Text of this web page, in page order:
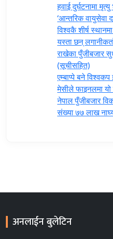
हवाई दुर्घटनामा
‘आन्तरिक वायुसेवा
विश्वकै शीर्ष
यस्ता छन्
राखेका पुँजीबजार
(सूचीसहित)
एम्बाप्पे बने
मेसीले फाइनलमा
नेपाल पुँजीबजार
संख्या ७७ लाख
अनलाईन बुलेटिन